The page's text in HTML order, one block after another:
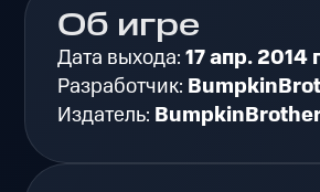
Об игре
Дата выхода:17 апр. 2014
Разработчик:
Издатель: